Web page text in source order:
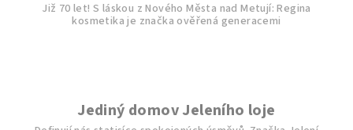
Již 70 let! S láskou z Nového Města nad Metují: Regina
kosmetika je značka ověřená generacemi
Jediný domov Jeleního loje